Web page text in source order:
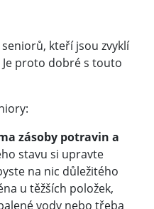
kteří jsou zvyklí
proto dobré s touto
zásoby potravin a
stavu si upravte
na nic důležitého
u těžších položek,
vody nebo třeba